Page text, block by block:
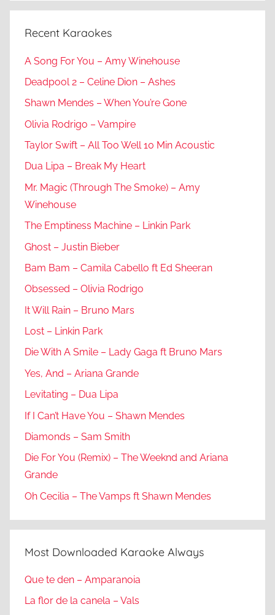
Recent Karaokes
A Song For You – Amy Winehouse
Deadpool 2 – Celine Dion – Ashes
Shawn Mendes – When You’re Gone
Olivia Rodrigo – Vampire
Taylor Swift – All Too Well 10 Min Acoustic
Dua Lipa – Break My Heart
Mr. Magic (Through The Smoke) – Amy
Winehouse
The Emptiness Machine – Linkin Park
Ghost – Justin Bieber
Bam Bam – Camila Cabello ft Ed Sheeran
Obsessed – Olivia Rodrigo
It Will Rain – Bruno Mars
Lost – Linkin Park
Die With A Smile – Lady Gaga ft Bruno Mars
Yes, And – Ariana Grande
Levitating – Dua Lipa
If I Can’t Have You – Shawn Mendes
Diamonds – Sam Smith
Die For You (Remix) – The Weeknd and Ariana
Grande
Oh Cecilia – The Vamps ft Shawn Mendes
Most Downloaded Karaoke Always
Que te den – Amparanoia
La flor de la canela – Vals